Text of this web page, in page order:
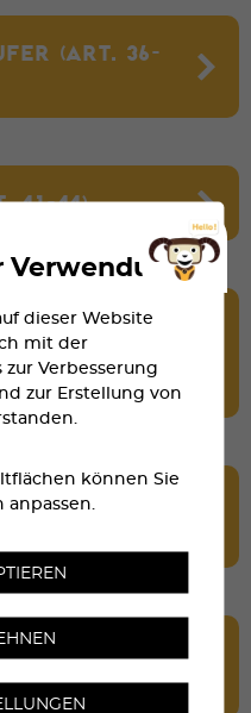
(ART. 36-
41-44)
UND
RENNEN
(ART.
UND
52–54)
Verwendung
dieser Website
mit der
Verbesserung
zur Erstellung von
können Sie